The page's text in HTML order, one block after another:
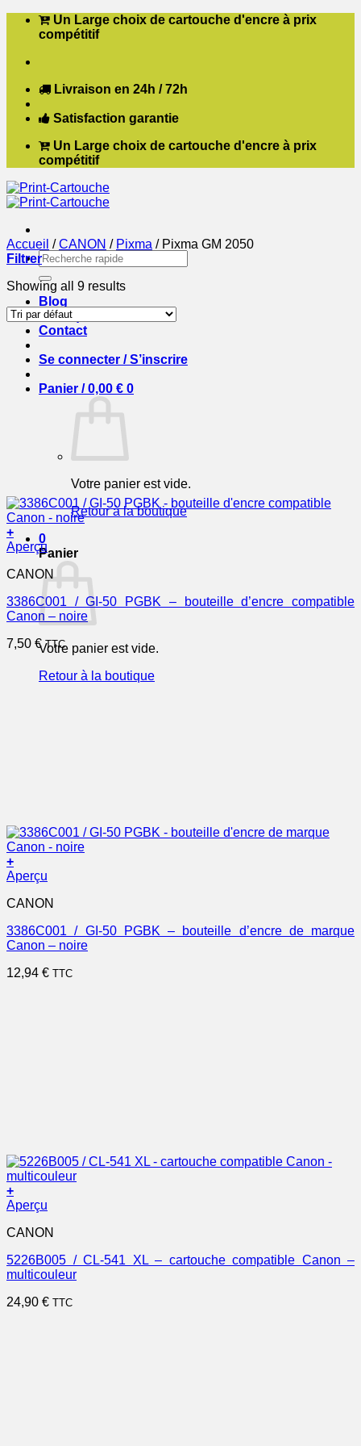
Passer Un Large choix de cartouche d'encre à prix
compétitif
Livraison en 24h / 72h
Satisfaction garantie
Un Large choix de cartouche d'encre à prix
compétitif
Recherche
pour :
Blog
Boutique
Contact
Se connecter / S’inscrire
Panier /0,00 € 0
Votre panier est vide.
Retour à la boutique
0
Panier
Votre panier est vide.
Retour à la boutique
Accueil / CANON / Pixma /Pixma GM 2050
Filtrer
Showing all 9 results
+
Aperçu
CANON
3386C001 / GI-50 PGBK – bouteille d’encre compatible
Canon – noire
7,50 € TTC
+
Aperçu
CANON
3386C001 / GI-50 PGBK – bouteille d’encre de marque
Canon – noire
12,94 € TTC
+
Aperçu
CANON
5226B005 / CL-541 XL – cartouche compatible Canon –
multicouleur
24,90 € TTC